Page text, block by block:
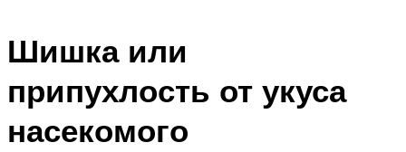
Шишка или
припухлость от укуса
насекомого